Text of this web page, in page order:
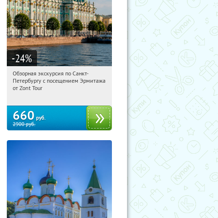
-24%
15:48:57
Купи первым!
Площадь Восстания
Обзорная экскурсия по Санкт-
Петербургу с посещением Эрмитажа
от Zont Tour
660 руб.
2900руб.